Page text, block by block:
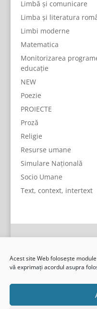
Acest site Web folosește
vă exprimați acordul asupra
Limbă și comunicare
Limba și literatura
Limbi moderne
Matematica
Monitorizarea
educație
NEW
Poezie
PROIECTE
Proză
Religie
Resurse umane
Simulare Națională
Socio Umane
Text, context, intertext